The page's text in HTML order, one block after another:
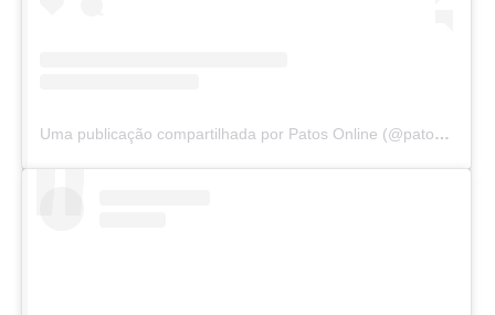
Uma publicação compartilhada por Patos Online (@patosonline)